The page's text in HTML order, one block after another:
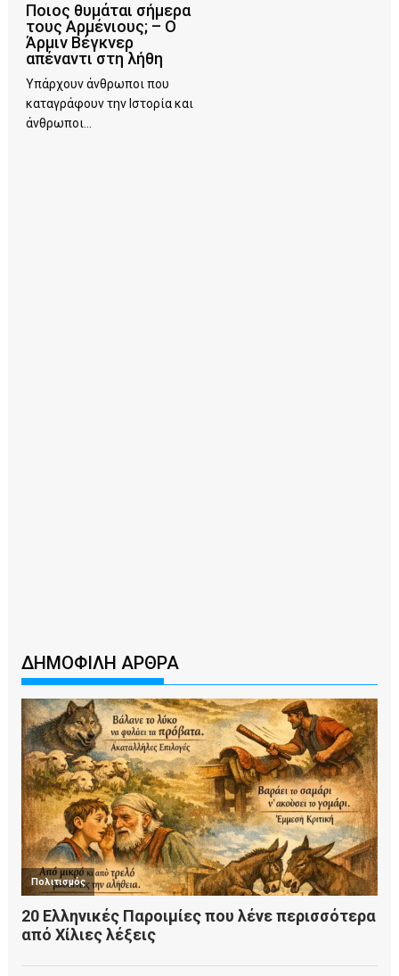
Ποιος θυμάται σήμερα
τους Αρμένιους; – Ο
Άρμιν Βέγκνερ
απέναντι στη λήθη
Υπάρχουν άνθρωποι που
καταγράφουν την Ιστορία και
άνθρωποι...
ΔΗΜΟΦΙΛΗ ΑΡΘΡΑ